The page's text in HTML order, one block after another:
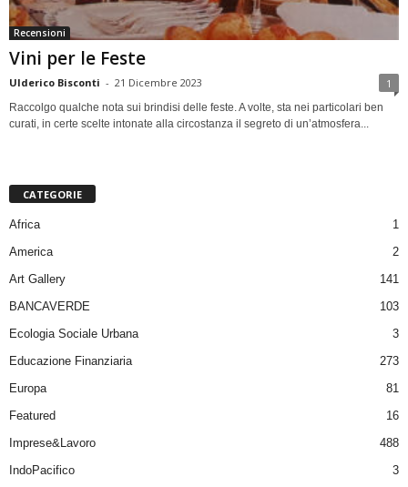
Recensioni
Vini per le Feste
Ulderico Bisconti - 21 Dicembre 2023 1
Raccolgo qualche nota sui brindisi delle feste. A volte, sta nei particolari ben
curati, in certe scelte intonate alla circostanza il segreto di un’atmosfera...
CATEGORIE
Africa
1
America
2
Art Gallery
141
BANCAVERDE
103
Ecologia Sociale Urbana
3
Educazione Finanziaria
273
Europa
81
Featured
16
Imprese&Lavoro
488
IndoPacifico
3